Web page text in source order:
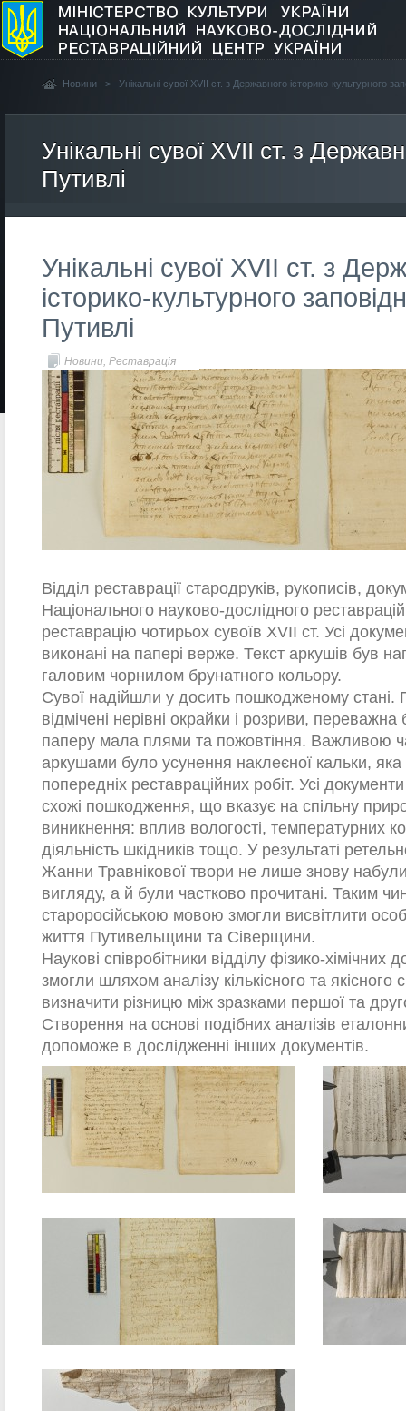
Новини > Унікальні сувої XVII ст. з Державного історико-культурного
Унікальні сувої XVII ст. з
Путивлі
Унікальні сувої XVII ст. з
історико-культурного
Путивлі
Новини, Реставрація
Відділ реставрації стародруків, рукописів,
Національного науково-дослідного
реставрацію чотирьох сувоїв XVII ст. Усі
виконані на папері верже. Текст аркушів був
галовим чорнилом брунатного кольору.
Сувої надійшли у досить пошкодженому стані.
відмічені нерівні окрайки і розриви, переважна
паперу мала плями та пожовтіння. Важливою
аркушами було усунення наклеєної кальки, яка
попередніх реставраційних робіт. Усі
схожі пошкодження, що вказує на спільну
виникнення: вплив вологості, температурних
діяльність шкідників тощо. У результаті
Жанни Травнікової твори не лише знову набули
вигляду, а й були частково прочитані. Таким
староросійською мовою змогли висвітлити
життя Путивельщини та Сіверщини.
Наукові співробітники відділу фізико-
змогли шляхом аналізу кількісного та якісного
визначити різницю між зразками першої та
Створення на основі подібних аналізів
допоможе в дослідженні інших документів.